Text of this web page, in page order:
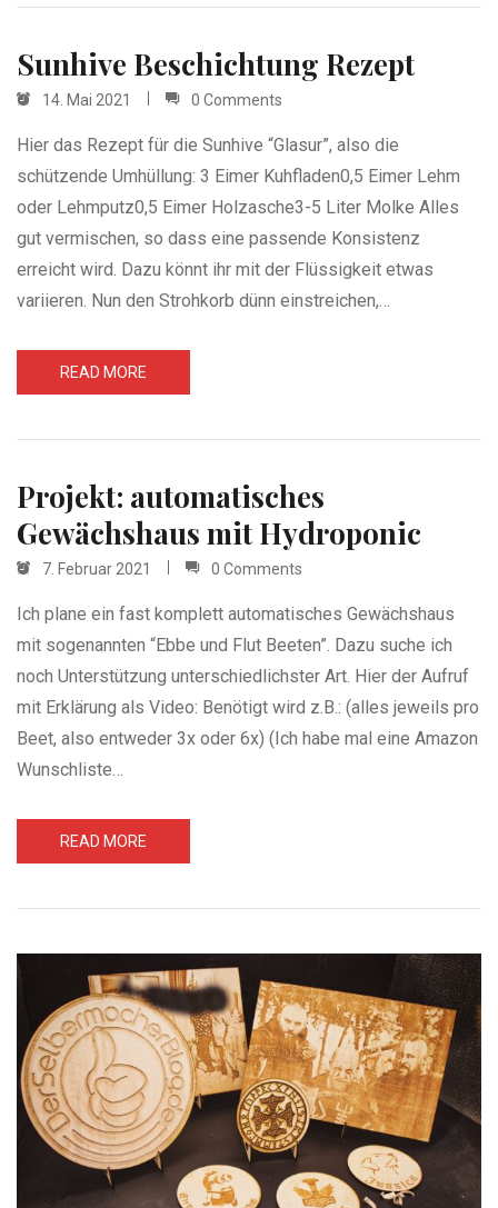
Sunhive Beschichtung Rezept
14. Mai 2021 0 Comments
Hier das Rezept für die Sunhive “Glasur”, also die
schützende Umhüllung: 3 Eimer Kuhfladen0,5 Eimer Lehm
oder Lehmputz0,5 Eimer Holzasche3-5 Liter Molke Alles
gut vermischen, so dass eine passende Konsistenz
erreicht wird. Dazu könnt ihr mit der Flüssigkeit etwas
variieren. Nun den Strohkorb dünn einstreichen,…
READ MORE
Projekt: automatisches
Gewächshaus mit Hydroponic
7. Februar 2021 0 Comments
Ich plane ein fast komplett automatisches Gewächshaus
mit sogenannten “Ebbe und Flut Beeten”. Dazu suche ich
noch Unterstützung unterschiedlichster Art. Hier der Aufruf
mit Erklärung als Video: Benötigt wird z.B.: (alles jeweils pro
Beet, also entweder 3x oder 6x) (Ich habe mal eine Amazon
Wunschliste…
READ MORE